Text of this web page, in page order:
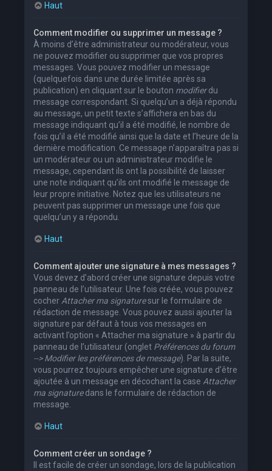
Haut
Comment modifier ou supprimer un message ?
À moins d’être administrateur ou modérateur, vous
ne pouvez modifier ou supprimer que vos propres
messages. Vous pouvez modifier un message
(quelquefois dans une durée limitée après sa
publication) en cliquant sur le bouton modifierdu
message correspondant. Si quelqu’un a déjà répondu
au message, un petit texte s’affichera en bas du
message indiquant qu’il a été modifié, le nombre de
fois qu’il a été modifié ainsi que la date et l’heure de la
dernière modification. Ce message n’apparaîtra pas si
un modérateur ou un administrateur modifie le
message, cependant ils ont la possibilité de laisser
une note indiquant qu’ils ont modifié le message de
leur propre initiative. Notez que les utilisateurs ne
peuvent pas supprimer un message une fois que
quelqu’un y a répondu.
Haut
Comment ajouter une signature à mes messages ?
Vous devez d’abord créer une signature depuis votre
panneau de l’utilisateur. Une fois créée, vous pouvez
cocher Attacher ma signaturesur le formulaire de
rédaction de message. Vous pouvez aussi ajouter la
signature par défaut à tous vos messages en
activant l’option « Attacher ma signature » à partir du
panneau de l’utilisateur (onglet Préférences du forum
--> Modifier les préférences de message). Par la suite,
vous pourrez toujours empêcher une signature d’être
ajoutée à un message en décochant la case Attacher
ma signaturedans le formulaire de rédaction de
message.
Haut
Comment créer un sondage ?
Il est facile de créer un sondage, lors de la publication